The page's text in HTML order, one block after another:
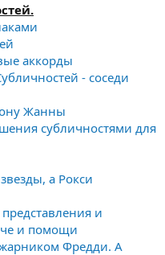
аккорды
- соседи
Жанны
субличностями для
а Рокси
и
и помощи
Фредди. А